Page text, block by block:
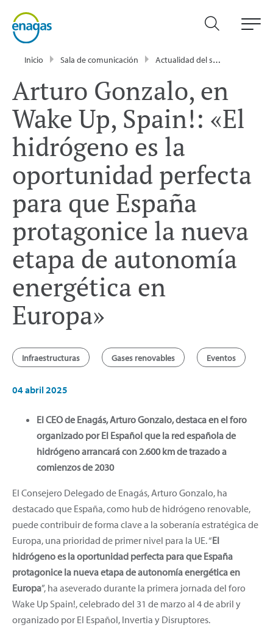
Inicio Sala de comunicación Actualidad del sector energético - Enagás
Arturo Gonzalo, en
Wake Up, Spain!: «El
hidrógeno es la
oportunidad perfecta
para que España
protagonice la nueva
etapa de autonomía
energética en
Europa»
Infraestructuras Gases renovables Eventos
04 abril 2025
El CEO de Enagás, Arturo Gonzalo, destaca en el foro
organizado por El Español que la red española de
hidrógeno arrancará con 2.600 km de trazado a
comienzos de 2030
El Consejero Delegado de Enagás, Arturo Gonzalo, ha
destacado que España, como hub de hidrógeno renovable,
puede contribuir de forma clave a la soberanía estratégica de
Europa, una prioridad de primer nivel para la UE. “El
hidrógeno es la oportunidad perfecta para que España
protagonice la nueva etapa de autonomía energética en
Europa”, ha aseverado durante la primera jornada del foro
Wake Up Spain!, celebrado del 31 de marzo al 4 de abril y
organizado por El Español, Invertia y Disruptores.